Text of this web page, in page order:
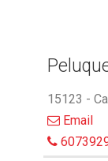
15123 -
Email